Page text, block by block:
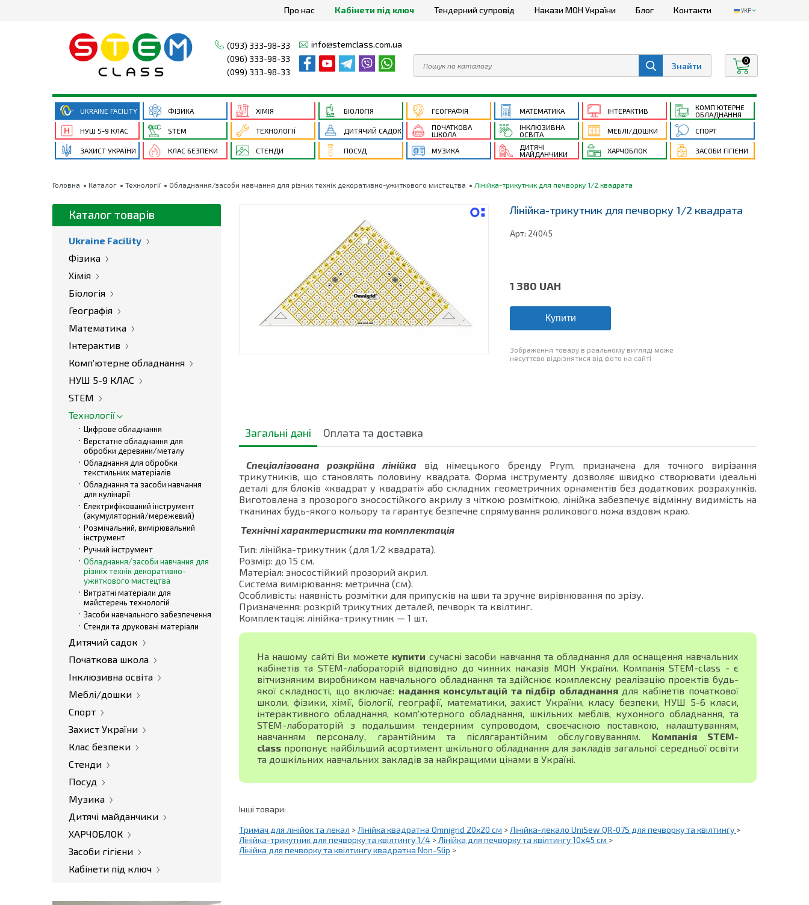
Про нас Кабінети під ключ Тендерний супровід Накази МОН України Блог Контакти УКР
(093) 333-98-33
(096) 333-98-33
(099) 333-98-33
info@stemclass.com.ua
0
UKRAINE FACILITY ФІЗИКА ХІМІЯ БІОЛОГІЯ ГЕОГРАФІЯ МАТЕМАТИКА ІНТЕРАКТИВ
КОМП’ЮТЕРНЕ
ОБЛАДНАННЯ
НУШ 5-9 КЛАС
STEM ТЕХНОЛОГІЇ ДИТЯЧИЙ САДОК
ПОЧАТКОВА
ШКОЛА
ІНКЛЮЗИВНА
ОСВІТА
МЕБЛІ/ДОШКИ СПОРТ
ЗАХИСТ УКРАЇНИ КЛАС БЕЗПЕКИ СТЕНДИ ПОСУД МУЗИКА
ДИТЯЧІ
МАЙДАНЧИКИ
ХАРЧОБЛОК ЗАСОБИ ГІГІЄНИ
Головна Каталог Технології Обладнання/засоби навчання для різних технік декоративно-ужиткового мистецтва Лінійка-трикутник для печворку 1/2 квадрата
Каталог товарів
Ukraine Facility
Фізика
Хімія
Біологія
Географія
Математика
Інтерактив
Комп’ютерне обладнання
НУШ 5-9 КЛАС
STEM
Технології
Цифрове обладнання
Верстатне обладнання для
обробки деревини/металу
Обладнання для обробки
текстильних матеріалів
Обладнання та засоби навчання
для кулінарії
Електрифікований інструмент
(акумуляторний/мережевий)
Розмічальний, вимірювальний
інструмент
Ручний інструмент
Обладнання/засоби навчання для
різних технік декоративно-
ужиткового мистецтва
Витратні матеріали для
майстерень технологій
Засоби навчального забезпечення
Стенди та друковані матеріали
Дитячий садок
Початкова школа
Інклюзивна освіта
Меблі/дошки
Спорт
Захист України
Клас безпеки
Стенди
Посуд
Музика
Дитячі майданчики
ХАРЧОБЛОК
Засоби гігієни
Кабінети під ключ
Лінійка-трикутник для печворку 1/2 квадрата
Арт: 24045
1 380 UAH
Купити
Зображення товару в реальному вигляді може
несуттєво відрізнятися від фото на сайті
Загальні дані Оплата та доставка
Спеціалізована розкрійна лінійка від німецького бренду Prym, призначена для точного вирізання
трикутників, що становлять половину квадрата. Форма інструменту дозволяє швидко створювати ідеальні
деталі для блоків «квадрат у квадраті» або складних геометричних орнаментів без додаткових розрахунків.
Виготовлена з прозорого зносостійкого акрилу з чіткою розміткою, лінійка забезпечує відмінну видимість на
тканинах будь-якого кольору та гарантує безпечне спрямування роликового ножа вздовж краю.
Технічні характеристики та комплектація
Тип: лінійка-трикутник (для 1/2 квадрата).
Розмір: до 15 см.
Матеріал: зносостійкий прозорий акрил.
Система вимірювання: метрична (см).
Особливість: наявність розмітки для припусків на шви та зручне вирівнювання по зрізу.
Призначення: розкрій трикутних деталей, печворк та квілтинг.
Комплектація: лінійка-трикутник — 1 шт.
На нашому сайті Ви можете купити сучасні засоби навчання та обладнання для оснащення навчальних
кабінетів та STEM-лабораторій відповідно до чинних наказів МОН України. Компанія STEM-class - є
вітчизняним виробником навчального обладнання та здійснює комплексну реалізацію проектів будь-
якої складності, що включає: надання консультацій та підбір обладнаннядля кабінетів початкової
школи, фізики, хімії, біології, географії, математики, захист України, класу безпеки, НУШ 5-6 класи,
інтерактивного обладнання, комп'ютерного обладнання, шкільних меблів, кухонного обладнання, та
STEM-лабораторій з подальшим тендерним супроводом, своєчасною поставкою, налаштуванням,
навчанням персоналу, гарантійним та післягарантійним обслуговуванням. Компанія STEM-
class пропонує найбільший асортимент шкільного обладнання для закладів загальної середньої освіти
та дошкільних навчальних закладів за найкращими цінами в Україні.
Інші товари:
Тримач для лінійок та лекал >Лінійка квадратна Omnigrid 20х20 см >Лінійка-лекало UniSew QR-07S для печворку та квілтингу >
Лінійка-трикутник для печворку та квілтингу 1/4 >Лінійка для печворку та квілтингу 10х45 см >
Лінійка для печворку та квілтингу квадратна Non-Slip >